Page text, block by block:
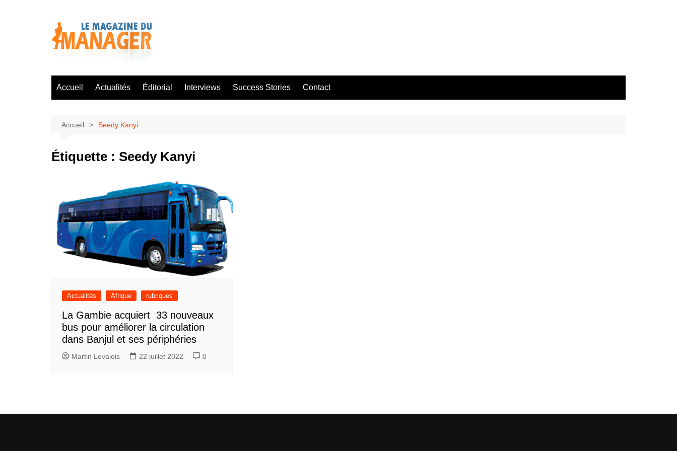
Accueil Actualités Éditorial Interviews Success Stories Contact
Accueil Seedy Kanyi
Étiquette : Seedy Kanyi
Actualités Afrique rubriques
La Gambie acquiert 33 nouveaux
bus pour améliorer la circulation
dans Banjul et ses périphéries
Martin Levalois 22 juillet 2022 0